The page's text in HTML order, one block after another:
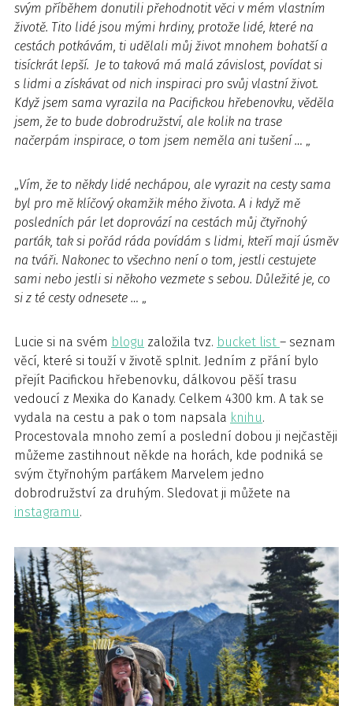
svým příběhem donutili přehodnotit věci v mém vlastním
životě. Tito lidé jsou mými hrdiny, protože lidé, které na
cestách potkávám, ti udělali můj život mnohem bohatší a
tisíckrát lepší. Je to taková má malá závislost, povídat si
s lidmi a získávat od nich inspiraci pro svůj vlastní život.
Když jsem sama vyrazila na Pacifickou hřebenovku, věděla
jsem, že to bude dobrodružství, ale kolik na trase
načerpám inspirace, o tom jsem neměla ani tušení … „
„Vím, že to někdy lidé nechápou, ale vyrazit na cesty sama
byl pro mě klíčový okamžik mého života. A i když mě
posledních pár let doprovází na cestách můj čtyřnohý
parťák, tak si pořád ráda povídám s lidmi, kteří mají úsměv
na tváři. Nakonec to všechno není o tom, jestli cestujete
sami nebo jestli si někoho vezmete s sebou. Důležité je, co
si z té cesty odnesete … „
Lucie si na svém blogu založila tvz. bucket list – seznam
věcí, které si touží v životě splnit. Jedním z přání bylo
přejít Pacifickou hřebenovku, dálkovou pěší trasu
vedoucí z Mexika do Kanady. Celkem 4300 km. A tak se
vydala na cestu a pak o tom napsala knihu.
Procestovala mnoho zemí a poslední dobou ji nejčastěji
můžeme zastihnout někde na horách, kde podniká se
svým čtyřnohým parťákem Marvelem jedno
dobrodružství za druhým. Sledovat ji můžete na
instagramu.